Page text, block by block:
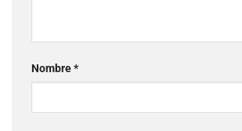
Nombre*